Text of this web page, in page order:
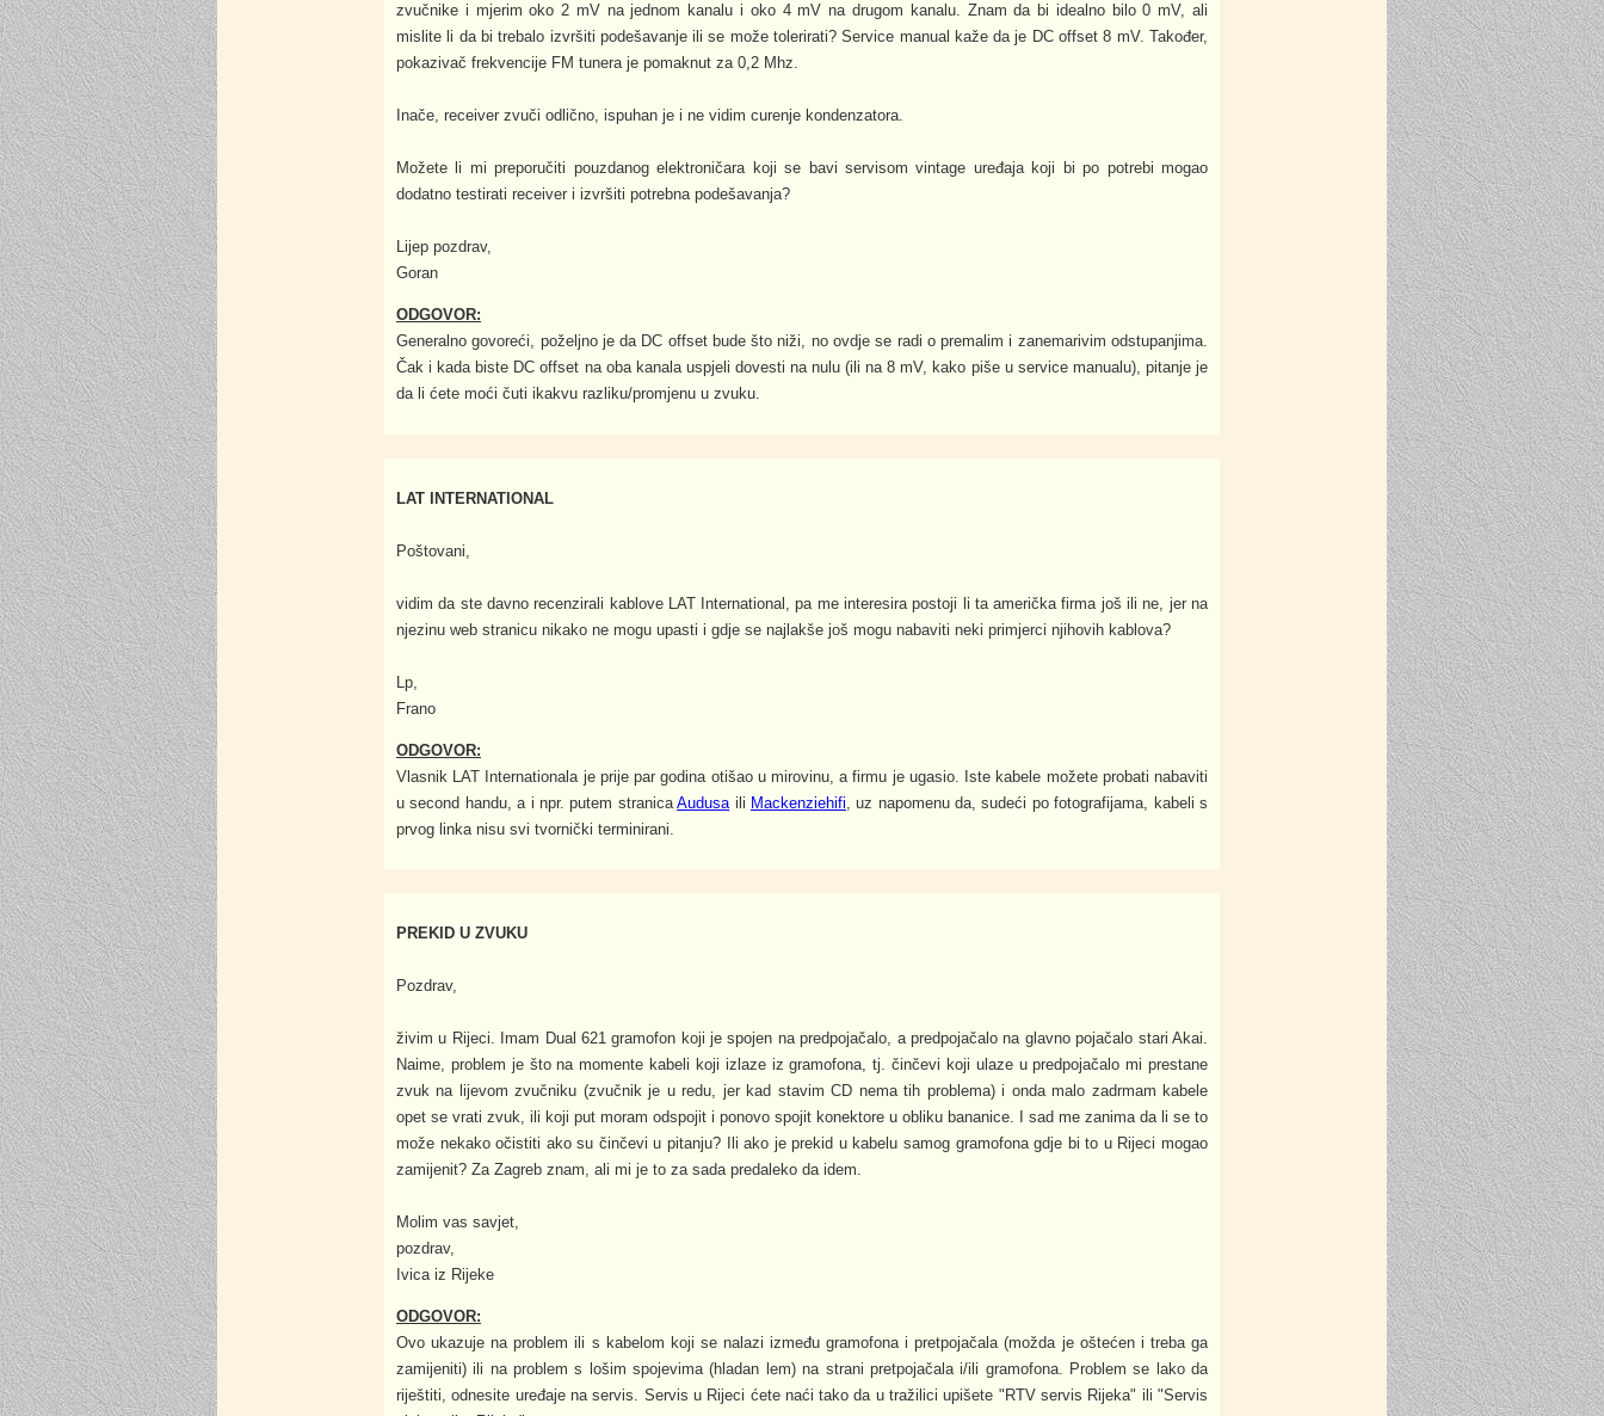
zvučnike i mjerim oko 2 mV na jednom kanalu i oko 4 mV na drugom kanalu. Znam da bi idealno bilo 0 mV, ali
mislite li da bi trebalo izvršiti podešavanje ili se može tolerirati? Service manual kaže da je DC offset 8 mV. Također,
pokazivač frekvencije FM tunera je pomaknut za 0,2 Mhz.
Inače, receiver zvuči odlično, ispuhan je i ne vidim curenje kondenzatora.
Možete li mi preporučiti pouzdanog elektroničara koji se bavi servisom vintage uređaja koji bi po potrebi mogao
dodatno testirati receiver i izvršiti potrebna podešavanja?
Lijep pozdrav,
Goran
ODGOVOR:
Generalno govoreći, poželjno je da DC offset bude što niži, no ovdje se radi o premalim i zanemarivim odstupanjima.
Čak i kada biste DC offset na oba kanala uspjeli dovesti na nulu (ili na 8 mV, kako piše u service manualu), pitanje je
da li ćete moći čuti ikakvu razliku/promjenu u zvuku.
LAT INTERNATIONAL
Poštovani,
vidim da ste davno recenzirali kablove LAT International, pa me interesira postoji li ta američka firma još ili ne, jer na
njezinu web stranicu nikako ne mogu upasti i gdje se najlakše još mogu nabaviti neki primjerci njihovih kablova?
Lp,
Frano
ODGOVOR:
Vlasnik LAT Internationala je prije par godina otišao u mirovinu, a firmu je ugasio. Iste kabele možete probati nabaviti
u second handu, a i npr. putem stranicaAudusa ili Mackenziehifi , uz napomenu da, sudeći po fotografijama, kabeli s
prvog linka nisu svi tvornički terminirani.
PREKID U ZVUKU
Pozdrav,
živim u Rijeci. Imam Dual 621 gramofon koji je spojen na predpojačalo, a predpojačalo na glavno pojačalo stari Akai.
Naime, problem je što na momente kabeli koji izlaze iz gramofona, tj. činčevi koji ulaze u predpojačalo mi prestane
zvuk na lijevom zvučniku (zvučnik je u redu, jer kad stavim CD nema tih problema) i onda malo zadrmam kabele
opet se vrati zvuk, ili koji put moram odspojit i ponovo spojit konektore u obliku bananice. I sad me zanima da li se to
može nekako očistiti ako su činčevi u pitanju? Ili ako je prekid u kabelu samog gramofona gdje bi to u Rijeci mogao
zamijenit? Za Zagreb znam, ali mi je to za sada predaleko da idem.
Molim vas savjet,
pozdrav,
Ivica iz Rijeke
ODGOVOR:
Ovo ukazuje na problem ili s kabelom koji se nalazi između gramofona i pretpojačala (možda je oštećen i treba ga
zamijeniti) ili na problem s lošim spojevima (hladan lem) na strani pretpojačala i/ili gramofona. Problem se lako da
riještiti, odnesite uređaje na servis. Servis u Rijeci ćete naći tako da u tražilici upišete "RTV servis Rijeka" ili "Servis